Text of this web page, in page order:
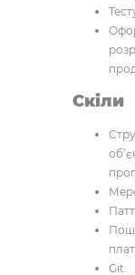
Скіли
Git.